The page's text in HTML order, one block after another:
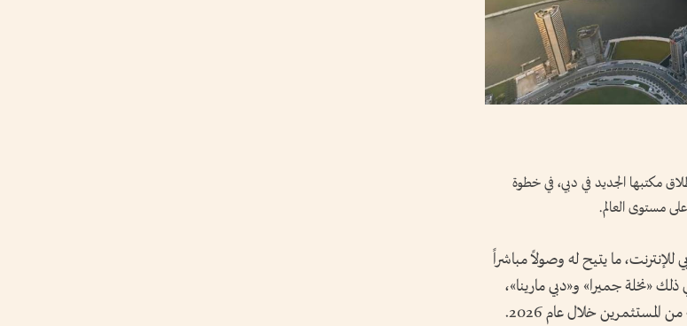
مكتبها الجديد في دبي، في خطوة
مستوى العالم.
للإنترنت، ما يتيح له وصولاً مباشراً
ذلك «نخلة جميرا» و«دبي مارينا»،
خلال عام 2026.